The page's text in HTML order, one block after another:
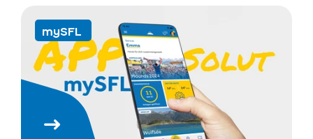
mySFL